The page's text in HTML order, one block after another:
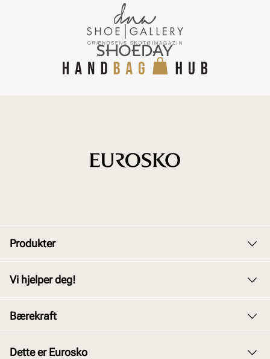
Produkter
Barn
Vi hjelper deg!
Kjøpsbetingelser
Bærekraft
Dette er Eurosko